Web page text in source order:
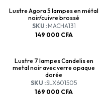
Lustre Agora 5 lampes en métal
noir/cuivre brossé
SKU :MACHA131
149 000 CFA
Lustre 7 lampes Candelis en
metal noir avec verre opaque
dorée
SKU :SLX601505
169 000 CFA